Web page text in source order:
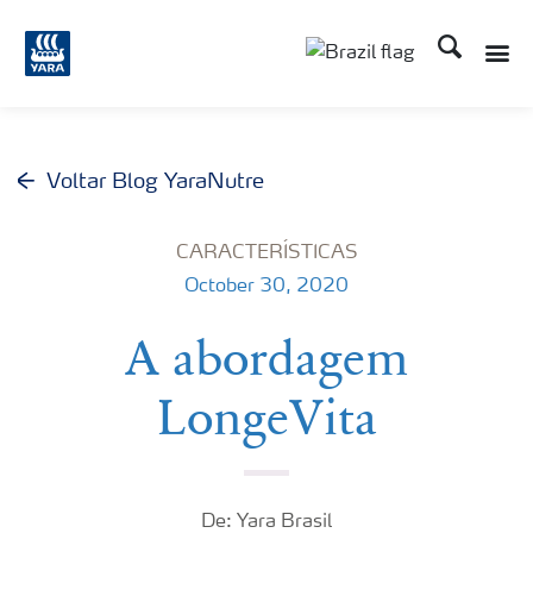
Busca
Voltar Blog YaraNutre
CARACTERÍSTICAS
October 30, 2020
A abordagem
LongeVita
De: Yara Brasil